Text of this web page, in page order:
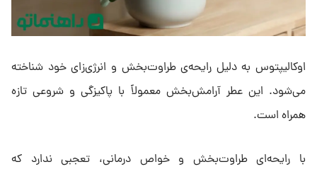
اوکالیپتوس به دلیل رایحه‌ی طراوت‌بخش و انرژی‌زای خود شناخته
می‌شود. این عطر آرامش‌بخش معمولاً با پاکیزگی و شروعی تازه
همراه است.
با رایحه‌ای طراوت‌بخش و خواص درمانی، تعجبی ندارد که